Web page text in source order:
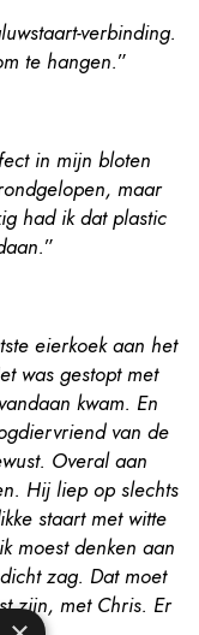
verbinding.
te hangen.”
in mijn bloten
maar
had ik dat plastic
”
eierkoek aan het
was gestopt met
kwam. En
van de
Overal aan
Hij liep op slechts
staart met witte
moest denken aan
zag. Dat moet
zijn, met Chris. Er